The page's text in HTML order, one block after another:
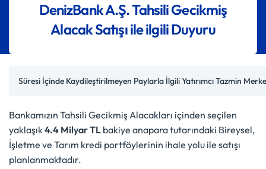
DenizBank A.Ş. Tahsili Gecikmiş
Alacak Satışı ile ilgili Duyuru
Süresi İçinde Kaydileştirilmeyen Paylarla İlgili Yatırımcı Tazmin
Bankamızın Tahsili Gecikmiş Alacakları içinden seçilen
yaklaşık4.4 Milyar TL bakiye anapara tutarındaki Bireysel,
İşletme ve Tarım kredi portföylerinin ihale yolu ile satışı
planlanmaktadır.